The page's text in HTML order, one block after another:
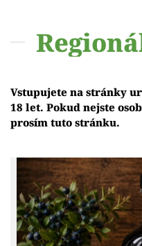
Vstupujete na stránky
18 let. Pokud nejste
prosím tuto stránku.